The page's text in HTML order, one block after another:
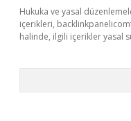
Hukuka ve yasal
içerikleri,
halinde, ilgili içerikler yasal